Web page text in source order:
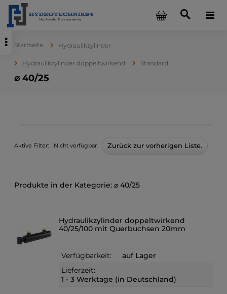
Startseite Hydraulikzylinder
Hydraulikzylinder doppeltwirkend Standard
⌀ 40/25
Aktive Filter: Nicht verfügbar Zurück zur vorherigen Liste.
⌀ 40/25
Hydraulikzylinder doppeltwirkend
40/25/100 mit Querbuchsen 20mm
Verfügbarkeit:
auf Lager
Lieferzeit:
1 - 3 Werktage (in Deutschland)